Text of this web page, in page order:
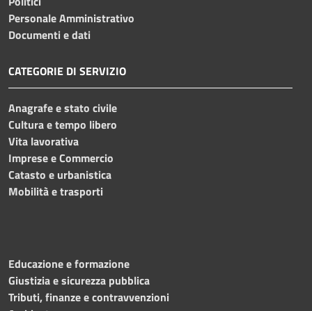
Personale Amministrativo
Documenti e dati
CATEGORIE DI SERVIZIO
Anagrafe e stato civile
Cultura e tempo libero
Vita lavorativa
Imprese e Commercio
Catasto e urbanistica
Mobilità e trasporti
Educazione e formazione
Giustizia e sicurezza pubblica
Tributi, finanze e contravvenzioni